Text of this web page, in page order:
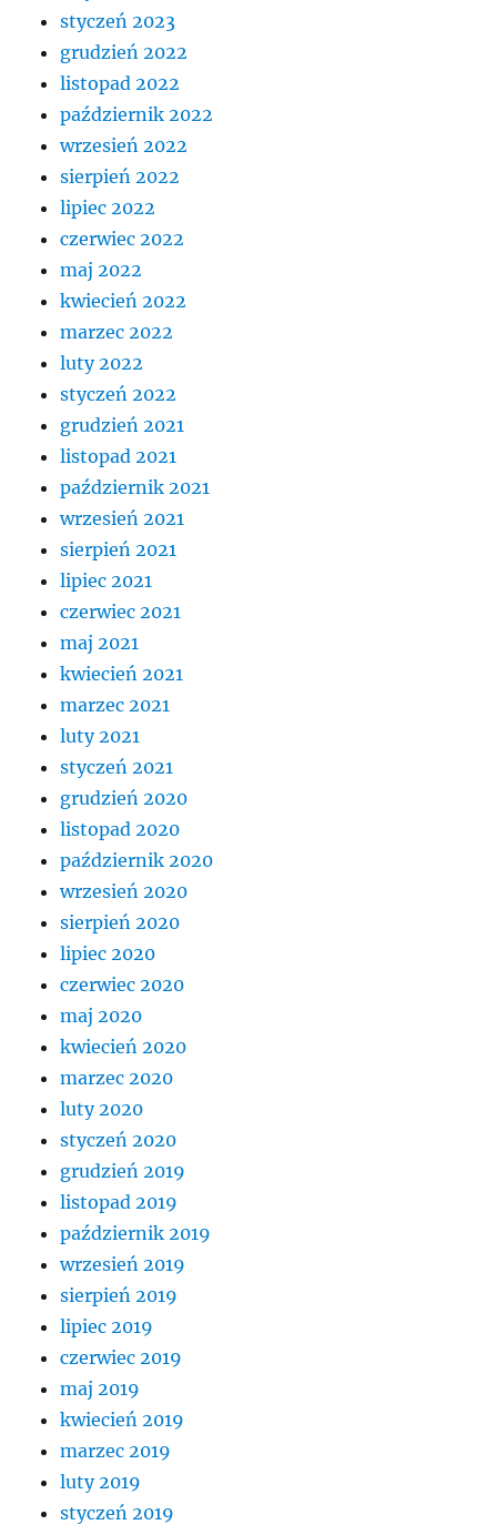
styczeń 2023
grudzień 2022
listopad 2022
październik 2022
wrzesień 2022
sierpień 2022
lipiec 2022
czerwiec 2022
maj 2022
kwiecień 2022
marzec 2022
luty 2022
styczeń 2022
grudzień 2021
listopad 2021
październik 2021
wrzesień 2021
sierpień 2021
lipiec 2021
czerwiec 2021
maj 2021
kwiecień 2021
marzec 2021
luty 2021
styczeń 2021
grudzień 2020
listopad 2020
październik 2020
wrzesień 2020
sierpień 2020
lipiec 2020
czerwiec 2020
maj 2020
kwiecień 2020
marzec 2020
luty 2020
styczeń 2020
grudzień 2019
listopad 2019
październik 2019
wrzesień 2019
sierpień 2019
lipiec 2019
czerwiec 2019
maj 2019
kwiecień 2019
marzec 2019
luty 2019
styczeń 2019